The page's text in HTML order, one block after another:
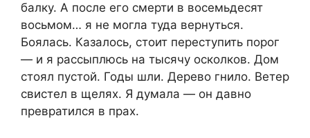
балку. А после его смерти в восемьдесят
восьмом… я не могла туда вернуться.
Боялась. Казалось, стоит переступить порог
— и я рассыплюсь на тысячу осколков. Дом
стоял пустой. Годы шли. Дерево гнило. Ветер
свистел в щелях. Я думала — он давно
превратился в прах.